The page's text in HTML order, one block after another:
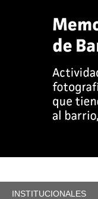
INSTITUCIONALES